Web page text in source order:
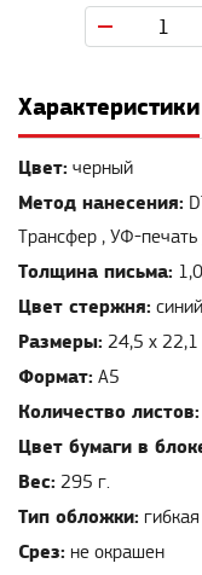
Характеристики
Цвет: черный
Метод нанесения:
Трансфер , УФ-
Толщина письма:
Цвет стержня: синий
Размеры: 24,5 х 22,1
Формат: А5
Количество листов:
Цвет бумаги в
Вес: 295 г.
Тип обложки: гибкая
Срез: не окрашен